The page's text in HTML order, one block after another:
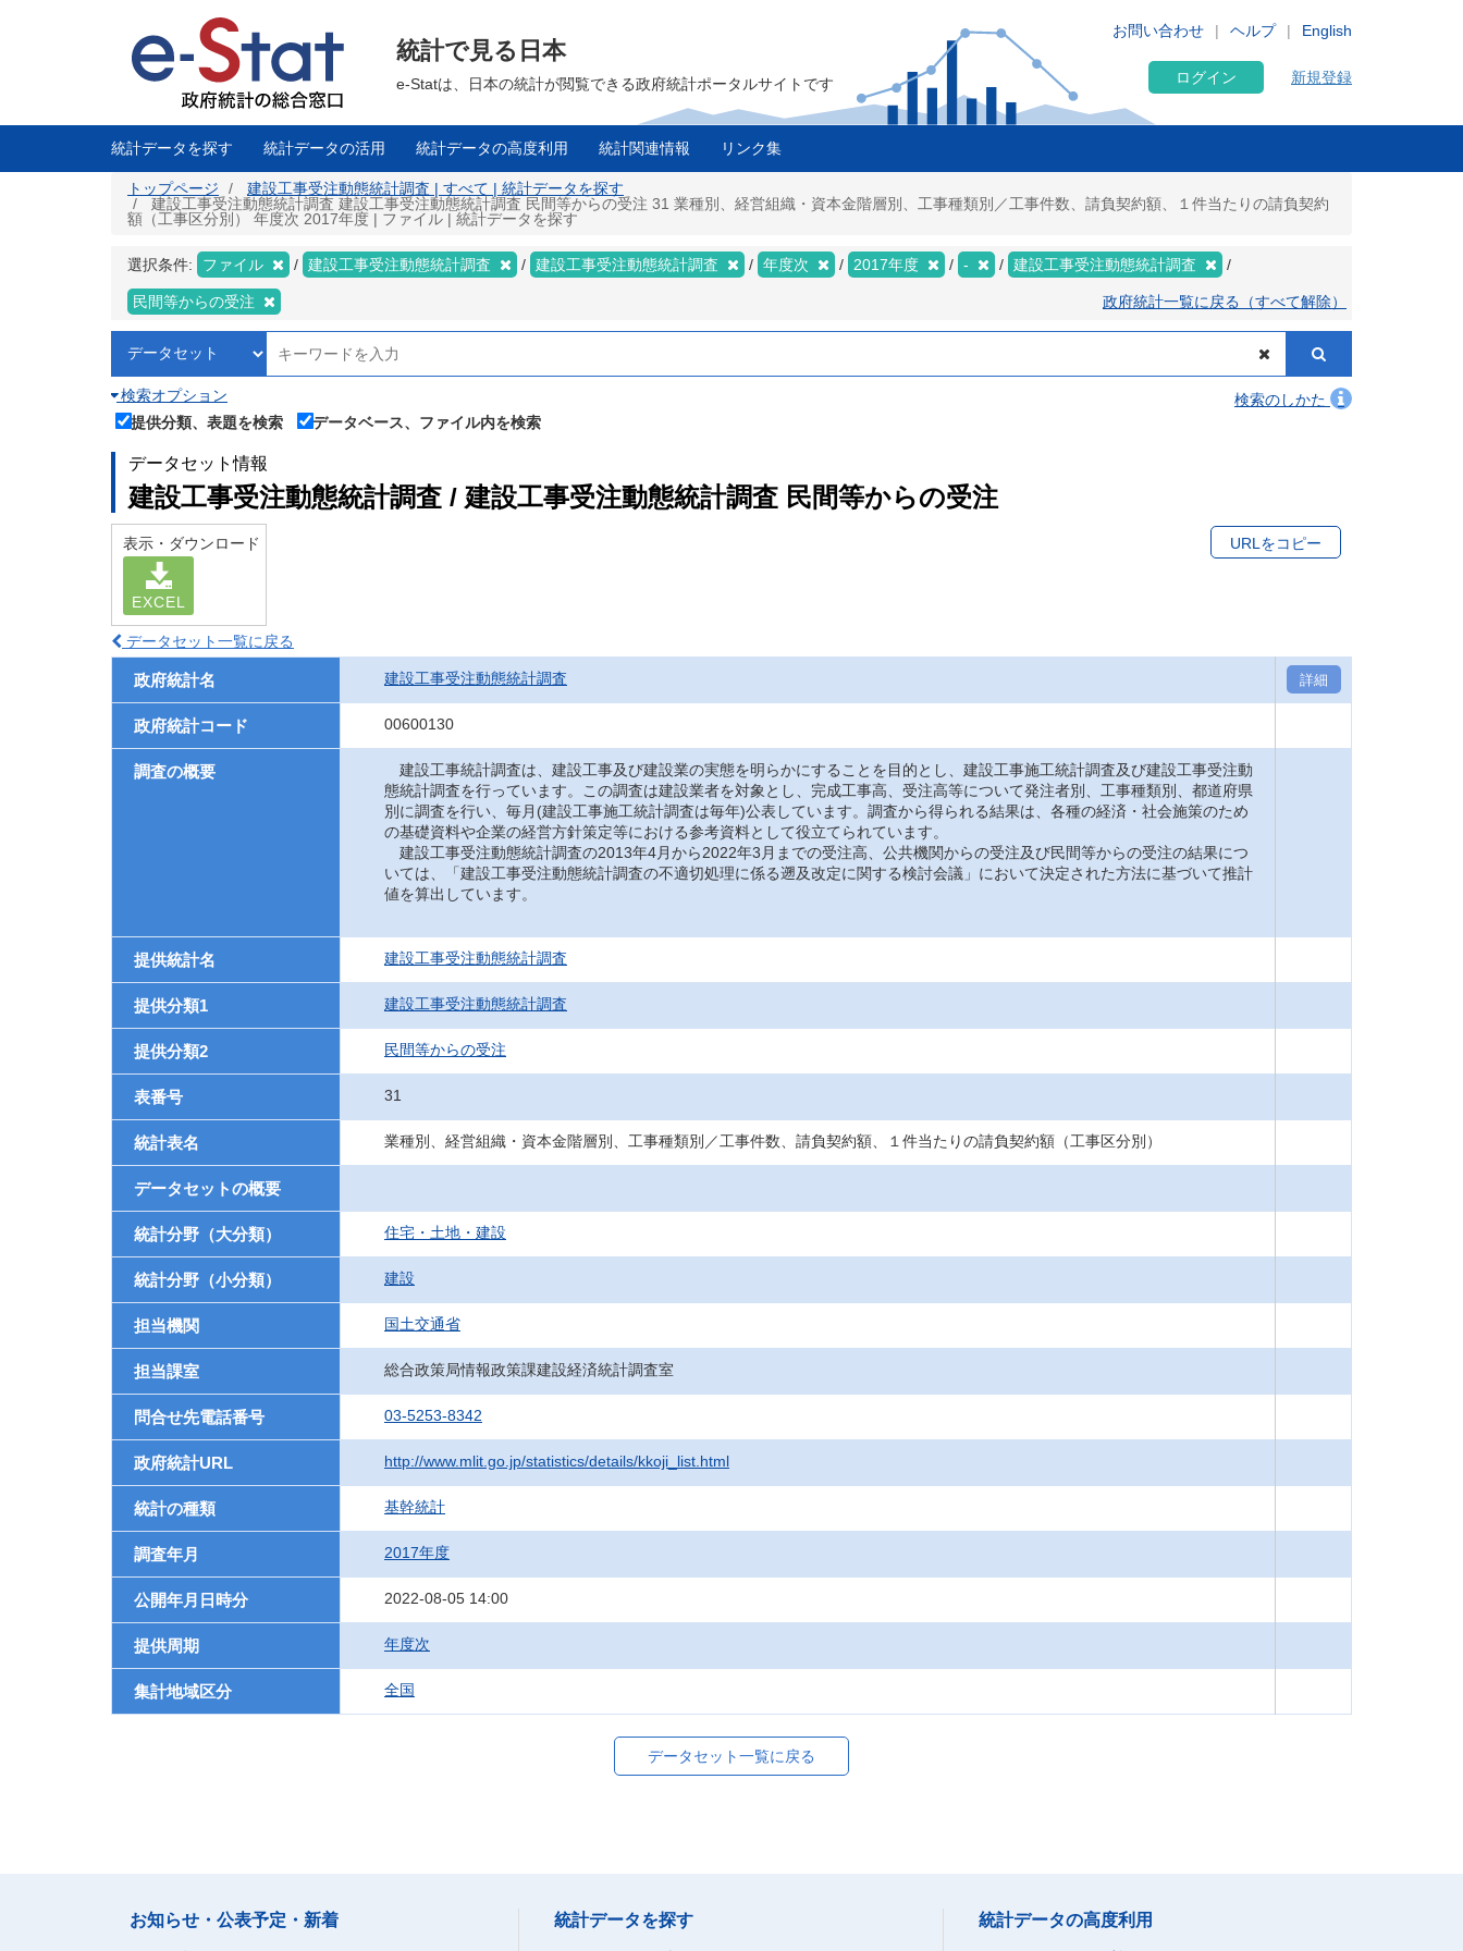
に
English
お問い合わせ ヘルプ
統計で見る日本
e-Statは、日本の統計が閲覧できる政府統計ポータルサイトです ログイン 新規登録
統計データを探す 統計データの活用 統計データの高度利用 統計関連情報 リンク集
トップページ
建設工事受注動態統計調査 | すべて | 統計データを探す
建設工事受注動態統計調査 建設工事受注動態統計調査 民間等からの受注 31 業種別、経営組織・資本金階層別、工事種類別／工事件数、請負契約額、１件当たりの請負契約
額（工事区分別） 年度次 2017年度 | ファイル | 統計データを探す
選択条件: ファイル 建設工事受注動態統計調査 建設工事受注動態統計調査 年度次 2017年度 - 建設工事受注動態統計調査
民間等からの受注 政府統計一覧に戻る（すべて解除）
検索オプション
検索のしかた
提供分類、表題を検索
データベース、ファイル内を検索
データセット情報
建設工事受注動態統計調査 / 建設工事受注動態統計調査 民間等からの受注
表示・ダウンロード
EXCEL
URLをコピー
データセット一覧に戻る
政府統計名 建設工事受注動態統計調査 詳細
政府統計コード 00600130
調査の概要
建設工事統計調査は、建設工事及び建設業の実態を明らかにすることを目的とし、建設工事施工統計調査及び建設工事受注動
態統計調査を行っています。この調査は建設業者を対象とし、完成工事高、受注高等について発注者別、工事種類別、都道府県
別に調査を行い、毎月(建設工事施工統計調査は毎年)公表しています。調査から得られる結果は、各種の経済・社会施策のため
の基礎資料や企業の経営方針策定等における参考資料として役立てられています。
建設工事受注動態統計調査の2013年4月から2022年3月までの受注高、公共機関からの受注及び民間等からの受注の結果につ
いては、「建設工事受注動態統計調査の不適切処理に係る遡及改定に関する検討会議」において決定された方法に基づいて推計
値を算出しています。
提供統計名 建設工事受注動態統計調査
提供分類1 建設工事受注動態統計調査
提供分類2 民間等からの受注
表番号 31
統計表名 業種別、経営組織・資本金階層別、工事種類別／工事件数、請負契約額、１件当たりの請負契約額（工事区分別）
データセットの概要
統計分野（大分類） 住宅・土地・建設
統計分野（小分類） 建設
担当機関 国土交通省
担当課室 総合政策局情報政策課建設経済統計調査室
問合せ先電話番号 03-5253-8342
政府統計URL http://www.mlit.go.jp/statistics/details/kkoji_list.html
統計の種類 基幹統計
調査年月 2017年度
公開年月日時分 2022-08-05 14:00
提供周期 年度次
集計地域区分 全国
データセット一覧に戻る
お知らせ・公表予定・新着 統計データを探す 統計データの高度利用